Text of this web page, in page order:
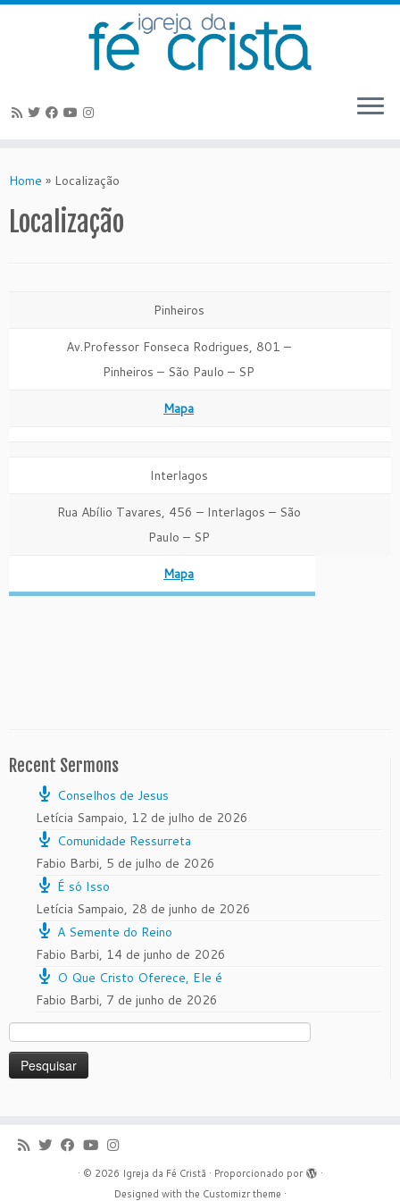
toHome » Localização
Localização
Pinheiros
Av.Professor Fonseca Rodrigues, 801 –
Pinheiros – São Paulo – SP
Mapa
Interlagos
Rua Abílio Tavares, 456 – Interlagos – São
Paulo – SP
Mapa
Recent Sermons
Conselhos de Jesus
Letícia Sampaio, 12 de julho de 2026
Comunidade Ressurreta
Fabio Barbi, 5 de julho de 2026
É só Isso
Letícia Sampaio, 28 de junho de 2026
A Semente do Reino
Fabio Barbi, 14 de junho de 2026
O Que Cristo Oferece, Ele é
Fabio Barbi, 7 de junho de 2026
por:
· © 2026 Igreja da Fé Cristã · Proporcionado por
·
Designed with the Customizr theme ·